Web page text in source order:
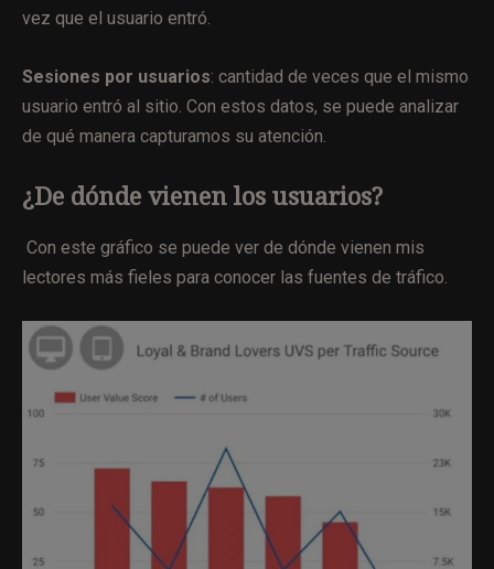
vez que el usuario entró.
Sesiones por usuarios: cantidad de veces que el mismo
usuario entró al sitio. Con estos datos, se puede analizar
de qué manera capturamos su atención.
¿De dónde vienen los usuarios?
Con este gráfico se puede ver de dónde vienen mis
lectores más fieles para conocer las fuentes de tráfico.